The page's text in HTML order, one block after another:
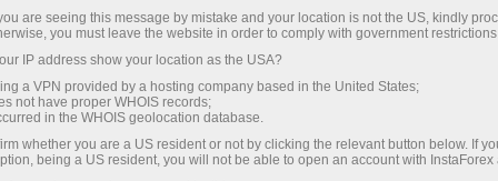
эга бўласиз: 1:5000 гача кредит
елкаси, бозордаги энг яхши
спред ва комиссиялардан бири,
шунингдек акциялар ва
индекслар билан савдо қилиш
учун қулай шартлар.
30% бонус
Савдода
ва трассада тезлик
are seeing this message by mistake and your location is not the US, kindly
you must leave the website in order to comply with government
IP address show your location as the USA?
a VPN provided by a hosting company based in the United States;
not have proper WHOIS records;
in the WHOIS geolocation database.
whether you are a US resident or not by clicking the relevant button below. If
being a US resident, you will not be able to open an account with InstaForex